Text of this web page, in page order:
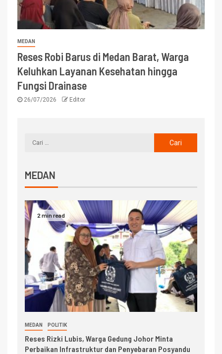
MEDAN
Reses Robi Barus di Medan Barat, Warga
Keluhkan Layanan Kesehatan hingga
Fungsi Drainase
26/07/2026 Editor
MEDAN
2 min read
MEDAN POLITIK
Reses Rizki Lubis, Warga Gedung Johor Minta
Perbaikan Infrastruktur dan Penyebaran Posyandu